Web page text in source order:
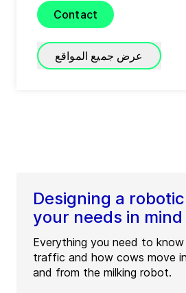
Contact
عرض جميع المواقع
الهاتف:+1 289 288 5500
الفاكس:+1 289 288 5501
Contact
Designing a
your needs in mind
Everything you need to
traffic and how cows move
and from the milking robot.